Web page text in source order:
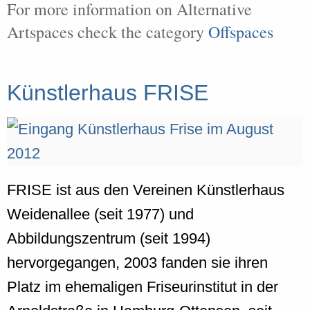
For more information on Alternative
Artspaces check the categoryOffspaces
Künstlerhaus FRISE
FRISE ist aus den Vereinen Künstlerhaus
Weidenallee (seit 1977) und
Abbildungszentrum (seit 1994)
hervorgegangen, 2003 fanden sie ihren
Platz im ehemaligen Friseurinstitut in der